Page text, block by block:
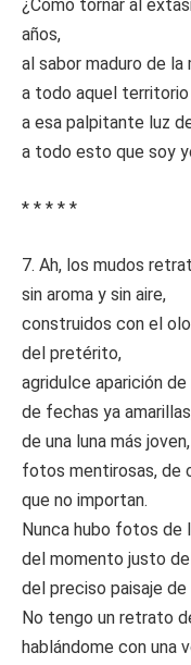
¿Cómo tornar al
años,
al sabor maduro de la
a todo aquel
a esa palpitante luz
a todo esto que soy
* * * * *
7. Ah, los mudos
sin aroma y sin aire,
construidos con el
del pretérito,
agridulce aparición
de fechas ya
de una luna más joven,
fotos mentirosas, de
que no importan.
Nunca hubo fotos de
del momento justo
del preciso paisaje
No tengo un retrato
hablándome con una